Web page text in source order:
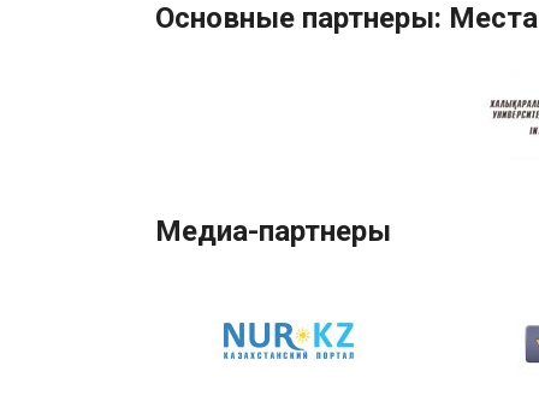
Основные партнеры:
Медиа-партнеры